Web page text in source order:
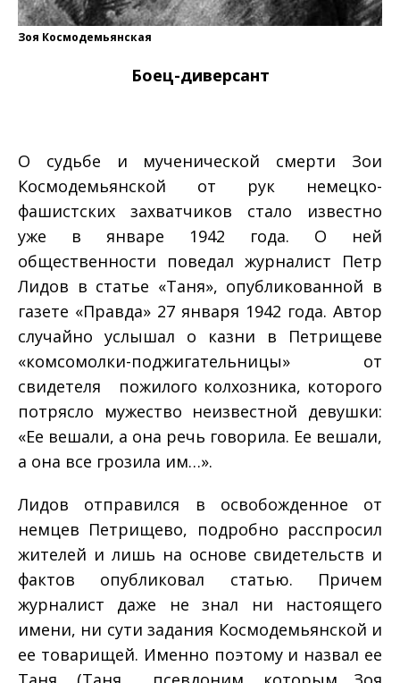
Зоя Космодемьянская
Боец-­диверсант
О судьбе и мученической смерти Зои
Космодемьянской от рук немецко­-
фашистских захватчиков стало известно
уже в январе 1942 года. О ней
общественности поведал журналист Петр
Лидов в статье «Таня», опубликованной в
газете «Правда» 27 января 1942 года. Автор
случайно услышал о казни в Петрищеве
«комсомолки-­поджигательницы» от
свидетеля ­ пожилого колхозника, которого
потрясло мужество неизвестной девушки:
«Ее вешали, а она речь говорила. Ее вешали,
а она все грозила им…».
Лидов отправился в освобожденное от
немцев Петрищево, подробно расспросил
жителей и лишь на основе свидетельств и
фактов опубликовал статью. Причем
журналист даже не знал ни настоящего
имени, ни сути задания Космодемьянской и
ее товарищей. Именно поэтому и назвал ее